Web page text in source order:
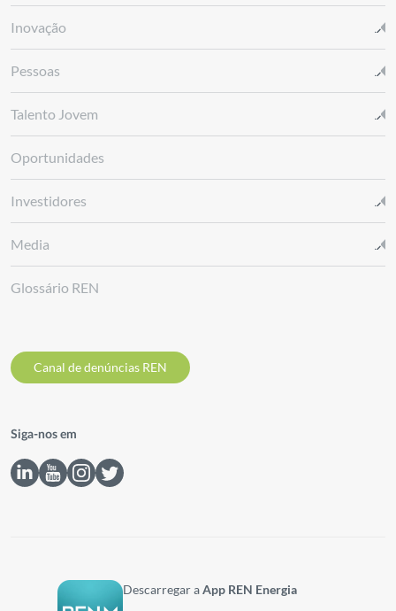
Inovação
Pessoas
Talento Jovem
Oportunidades
Investidores
Media
Glossário REN
Canal de denúncias REN
Siga-nos em
Descarregar aApp REN Energia